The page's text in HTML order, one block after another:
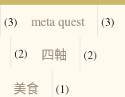
(3) meta quest (3)
(2) 四軸 (2)
美食 (1)